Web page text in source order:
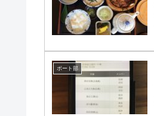
ボート部